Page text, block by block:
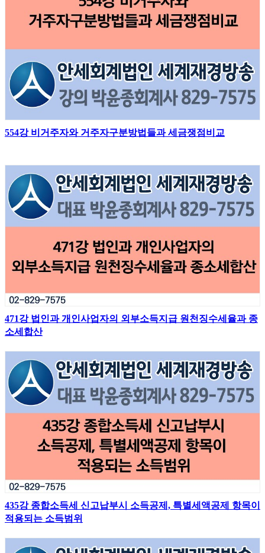
554강 비거주자와 거주자구분방법들과 세금쟁점비교
471강 법인과 개인사업자의 외부소득지급 원천징수세율과 종
소세합산
435강 종합소득세 신고납부시 소득공제, 특별세액공제 항목이
적용되는 소득범위